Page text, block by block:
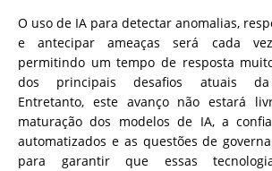
O uso de IA para detectar anomalias,
e antecipar ameaças será cada
permitindo um tempo de resposta
dos principais desafios atuais da
Entretanto, este avanço não estará
maturação dos modelos de IA, a
automatizados e as questões de
para garantir que essas